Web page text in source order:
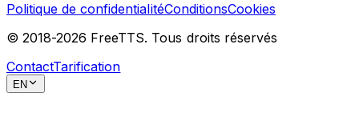
Politique de confidentialitéConditionsCookies
© 2018-2026 FreeTTS. Tous droits réservés
ContactTarification
EN